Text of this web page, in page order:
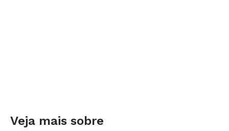
Veja mais sobre